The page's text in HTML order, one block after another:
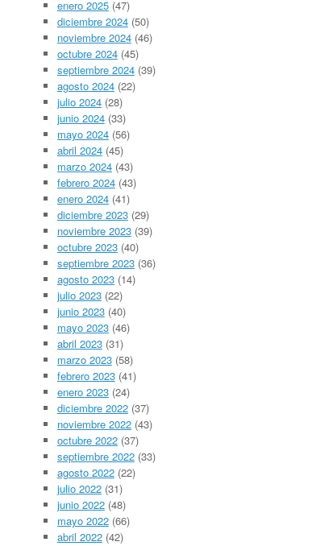
enero 2025(47)
diciembre 2024(50)
noviembre 2024(46)
octubre 2024(45)
septiembre 2024(39)
agosto 2024(22)
julio 2024(28)
junio 2024(33)
mayo 2024(56)
abril 2024(45)
marzo 2024(43)
febrero 2024(43)
enero 2024(41)
diciembre 2023(29)
noviembre 2023(39)
octubre 2023(40)
septiembre 2023(36)
agosto 2023(14)
julio 2023(22)
junio 2023(40)
mayo 2023(46)
abril 2023(31)
marzo 2023(58)
febrero 2023(41)
enero 2023(24)
diciembre 2022(37)
noviembre 2022(43)
octubre 2022(37)
septiembre 2022(33)
agosto 2022(22)
julio 2022(31)
junio 2022(48)
mayo 2022(66)
abril 2022(42)